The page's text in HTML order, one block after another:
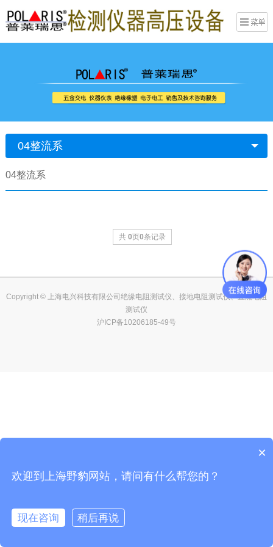
04整流系
04整流系
共0页0条记录
Copyright © 上海电兴科技有限公司绝缘电阻测试仪、接地电阻测试仪、直流电阻
测试仪
沪ICP备10206185-49号
×
欢迎到上海野豹网站，请问有什么帮您的？
现在咨询
稍后再说
在线咨询